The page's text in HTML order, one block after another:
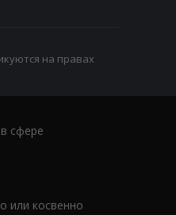
на правах
сфере
или косвенно